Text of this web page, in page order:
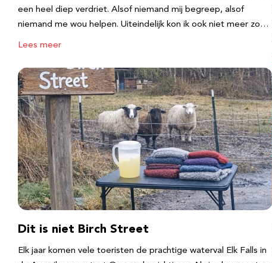
een heel diep verdriet. Alsof niemand mij begreep, alsof
niemand me wou helpen. Uiteindelijk kon ik ook niet meer zo…
Lees meer
Dit is niet Birch Street
Elk jaar komen vele toeristen de prachtige waterval Elk Falls in